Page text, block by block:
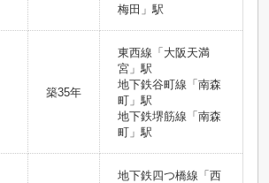
梅田」駅
築35年
東西線「大阪天満
宮」駅
地下鉄谷町線「南森
町」駅
地下鉄堺筋線「南森
町」駅
地下鉄四つ橋線「西